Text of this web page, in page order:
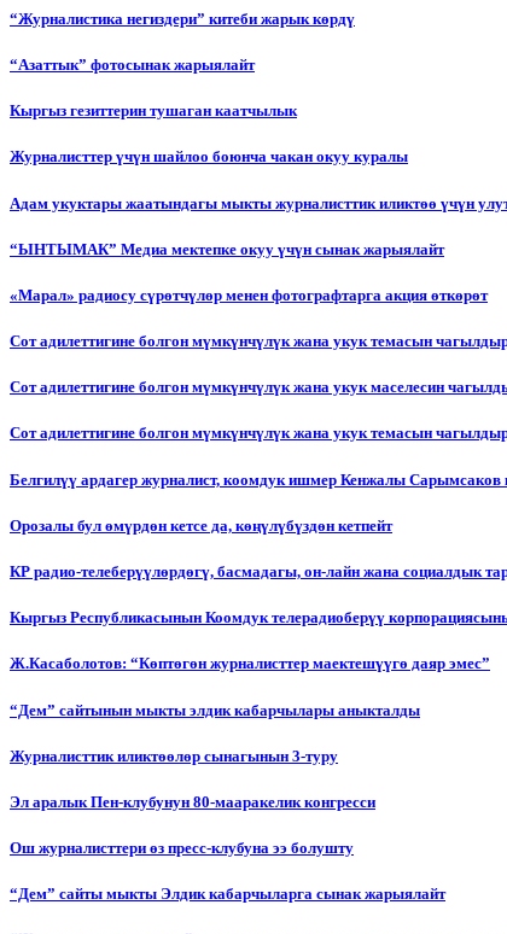
“Журналистика негиздери” китеби жарык көрдү
“Азаттык” фотосынак жарыялайт
Кыргыз гезиттерин тушаган каатчылык
Журналисттер үчүн шайлоо боюнча чакан окуу куралы
Адам укуктары жаатындагы мыкты журналисттик иликтөө үчүн
“ЫНТЫМАК” Медиа мектепке окуу үчүн сынак жарыялайт
«Марал» радиосу сүрөтчүлөр менен фотографтарга акция өткөрөт
Сот адилеттигине болгон мүмкүнчүлүк жана укук темасын
Сот адилеттигине болгон мүмкүнчүлүк жана укук маселесин
Сот адилеттигине болгон мүмкүнчүлүк жана укук темасын
Белгилүү ардагер журналист, коомдук ишмер Кенжалы Сарымсаков
Орозалы бул өмүрдөн кетсе да, көңүлүбүздөн кетпейт
КР радио-телеберүүлөрдөгү, басмадагы, он-лайн жана социалдык
Кыргыз Республикасынын Коомдук телерадиоберүү
Ж.Касаболотов: “Көптөгөн журналисттер маектешүүгө даяр эмес”
“Дем” сайтынын мыкты элдик кабарчылары аныкталды
Журналисттик иликтөөлөр сынагынын 3-туру
Эл аралык Пен-клубунун 80-мааракелик конгресси
Ош журналисттери өз пресс-клубуна ээ болушту
“Дем” сайты мыкты Элдик кабарчыларга сынак жарыялайт